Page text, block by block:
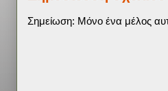
Σημείωση: Μόνο ένα μέλος